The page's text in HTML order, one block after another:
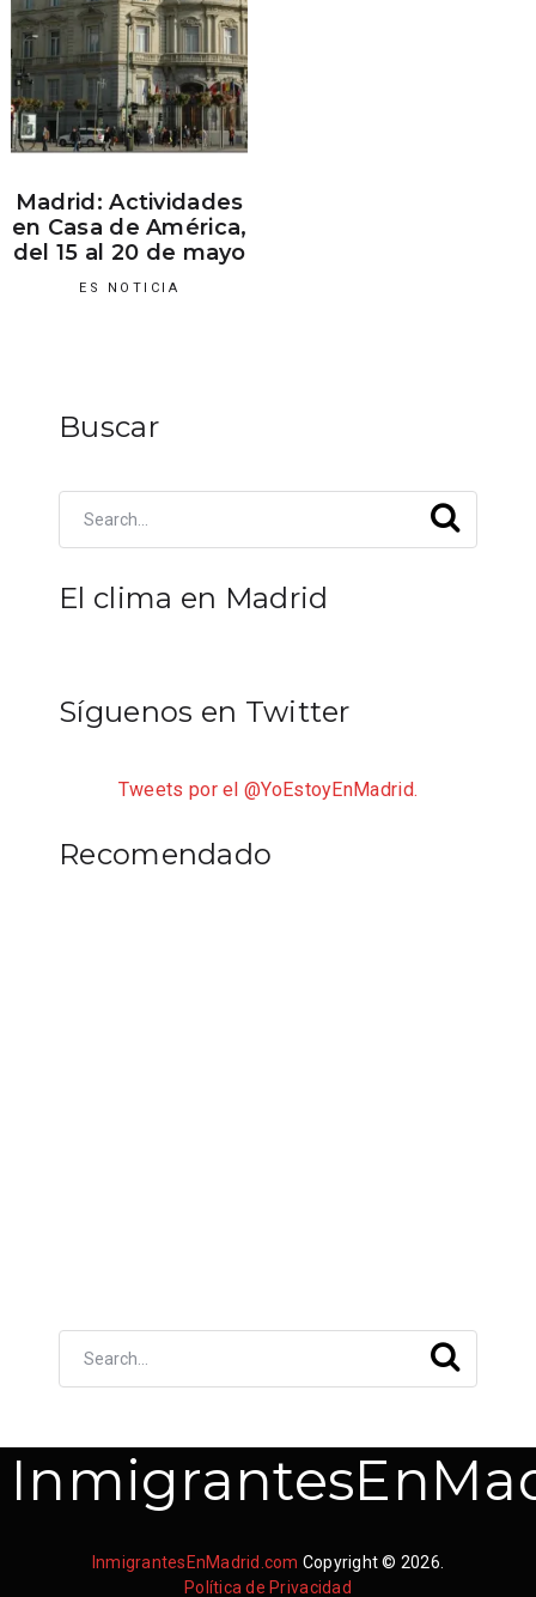
Madrid: Actividades
en Casa de América,
del 15 al 20 de mayo
ES NOTICIA
Buscar
El clima en Madrid
Síguenos en Twitter
Tweets por el @YoEstoyEnMadrid.
Recomendado
InmigrantesEnMadrid.com Copyright © 2026.
Política de Privacidad